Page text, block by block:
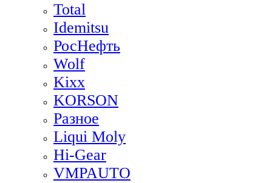
Total
Idemitsu
РосНефть
Wolf
Kixx
KORSON
Разное
Liqui Moly
Hi-Gear
VMPAUTO